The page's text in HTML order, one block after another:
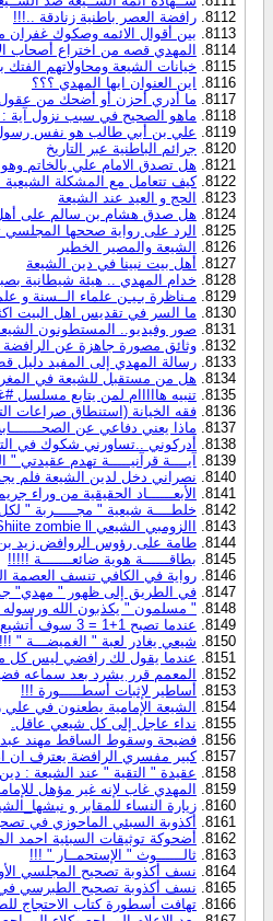
رافضة العصر باطنية زنادقة ..!!!
بين أقوال الائمه وصكوك غفران
المهدي قصه من اختراع أصحاب
خيانات الشيعة ومحاولاتهم الفتك
اين العنوان ايها المهدي ؟؟؟
ما أدري أحزن أو أضحك من عقول
ماهو الصحيح في سبب نزول آية :
علي بن أبي طالب هو نفس رسول
جرائم الباطنية عبر التاريخ
هل تصدق الامام علي بالخاتم
كيف تتعامل مع المشكلة الشيعية
الحج و العيد عند الشيعة
هل صدق هشام بن سالم على
الرد على رواية صححها المجلسي
الشيعة والمصير الخطير
أهل بيت نبينا في دين الشيعة
خدام المهدي .. هيئة شيطانية
مـناظرة بـيـن علماء الــسنة و
ما السر في تقديس اهل البيت
صور وفيديو.. المستطونون
وثائق مصورة جاهزة عن الرافضة
رسالة المهدي إلى المفيد دليل
هل من مستقبل للشيعة في
تنبيه هااااام لمن يتابع مسلسل
فقه الخيانة (استنطاق صراعات
ماذا يعني دفاعي عن
أدركوني ..تساورني شكوك في
آيــــة قرآنيـــــة تهدم
نصراني دخل لدين الشيعة فلم
الأبعــــــاد الحقيقية من وراء
خلطــــة شيعية " مجـــــربة "
االزومبي الشيعي Shiite zombie ll
طامة على رؤوس الروافض زيد
بطاقــــــة هوية ضائعـــــــة !!!!!
رواية في الكافي تنسف العصمة
في الطريق إلى ظهور " مهدي"
" مسلمون " يكذبون الله
عندما تصبح 1+1 = 3 سوف أتشيع !!!
شيعي يغادر لعبة " الغميضـــة " !!!
عندما يقول لك رافضي ليس كل
المعمم قرر يشرد بعد سماعه
أساطير لإثبات أسطـــــورة !!!
الشيعة الإمامية يطعنون في
نداء عاجل إلى كل شيعي عاقل.
فضيحة وسقوط الساقط مهند عبد
كبير مفسري الرافضة يعترف ان
عقيدة " التقية " عند الشيعة :
المهدي غاب لإنه غير مؤهل
زيارة النساء للمقابر و
أكذوبة السبئي الماحوزي في
أضحوكة توثيقات السبئية احمد
ثالــــــوث " الإستحمــار " !!!
نسف أكذوبة تصحيح المجلسي
نسف أكذوبة تصحيح الطبرسي في
تهافت أسطورة كتاب الاحتجاج